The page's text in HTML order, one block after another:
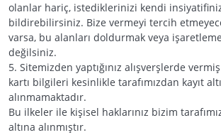
olanlar hariç, istediklerinizi kendi
bildirebilirsiniz. Bize vermeyi tercih
varsa, bu alanları doldurmak veya
değilsiniz.
5. Sitemizden yaptığınız alışverşlerde
kartı bilgileri kesinlikle tarafımızdan kayıt
alınmamaktadır.
Bu ilkeler ile kişisel haklarınız bizim
altına alınmıştır.